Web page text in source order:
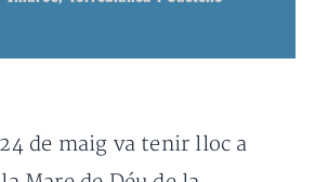
de maig va tenir lloc a